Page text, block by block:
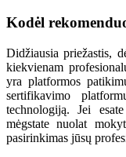
Kodėl
Didžiausia priežastis,
kiekvienam
yra platformos
sertifikavimo
technologiją. Jei
mėgstate nuolat
pasirinkimas jūsų